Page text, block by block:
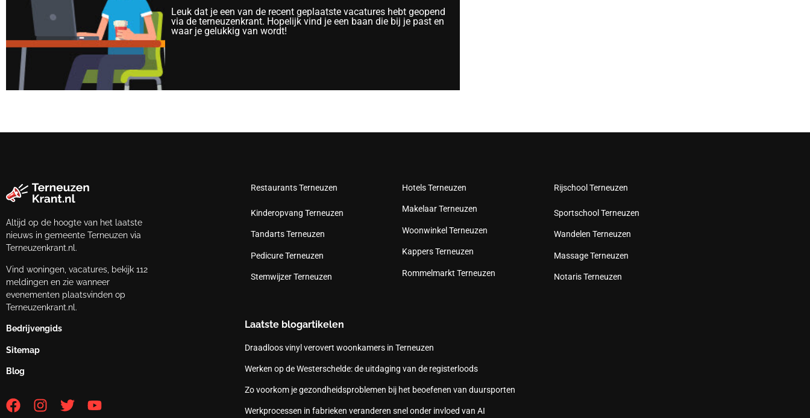
Leuk dat je een van de recent geplaatste vacatures hebt geopend
via de terneuzenkrant. Hopelijk vind je een baan die bij je past en
waar je gelukkig van wordt!
Altijd op de hoogte van het laatste
nieuws in gemeente Terneuzen via
Terneuzenkrant.nl.
Vind woningen, vacatures, bekijk 112
meldingen en zie wanneer
evenementen plaatsvinden op
Terneuzenkrant.nl.
Bedrijvengids
Sitemap
Blog
Restaurants Terneuzen
Kinderopvang Terneuzen
Tandarts Terneuzen
Pedicure Terneuzen
Stemwijzer Terneuzen
Hotels Terneuzen
Makelaar Terneuzen
Woonwinkel Terneuzen
Kappers Terneuzen
Rommelmarkt Terneuzen
Rijschool Terneuzen
Sportschool Terneuzen
Wandelen Terneuzen
Massage Terneuzen
Notaris Terneuzen
Laatste blogartikelen
Draadloos vinyl verovert woonkamers in Terneuzen
Werken op de Westerschelde: de uitdaging van de registerloods
Zo voorkom je gezondheidsproblemen bij het beoefenen van duursporten
Werkprocessen in fabrieken veranderen snel onder invloed van AI